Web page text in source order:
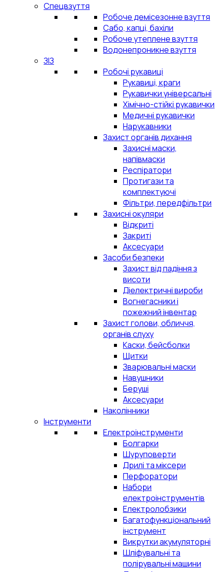
Спецвзуття
Робоче демісезонне взуття
Сабо, капці, бахіли
Робоче утеплене взуття
Водонепроникне взуття
ЗІЗ
Робочі рукавиці
Рукавиці, краги
Рукавички універсальні
Хімічно-стійкі рукавички
Медичні рукавички
Нарукавники
Захист органів дихання
Захисні маски,
напівмаски
Респіратори
Протигази та
комплектуючі
Фільтри, передфільтри
Захисні окуляри
Відкриті
Закриті
Аксесуари
Засоби безпеки
Захист від падіння з
висоти
Діелектричні вироби
Вогнегасники і
пожежний інвентар
Захист голови, обличчя,
органів слуху
Каски, бейсболки
Щитки
Зварювальні маски
Навушники
Беруші
Аксесуари
Наколінники
Інструменти
Електроінструменти
Болгарки
Шуруповерти
Дрилі та міксери
Перфоратори
Набори
електроінструментів
Електролобзики
Багатофункціональний
інструмент
Викрутки акумуляторні
Шліфувальні та
полірувальні машини